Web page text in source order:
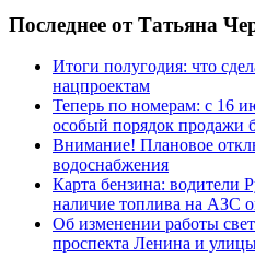
Последнее от Татьяна
Итоги полугодия: что
нацпроектам
Теперь по номерам: с 16
особый порядок продажи
Внимание! Плановое
водоснабжения
Карта бензина: водители
наличие топлива на АЗС
Об изменении работы
проспекта Ленина и